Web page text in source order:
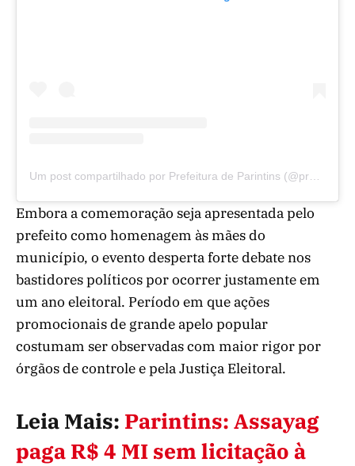
Embora a comemoração seja apresentada pelo
prefeito como homenagem às mães do
município, o evento desperta forte debate nos
bastidores políticos por ocorrer justamente em
um ano eleitoral. Período em que ações
promocionais de grande apelo popular
costumam ser observadas com maior rigor por
órgãos de controle e pela Justiça Eleitoral.
Leia Mais: Parintins: Assayag
paga R$ 4 MI sem licitação à